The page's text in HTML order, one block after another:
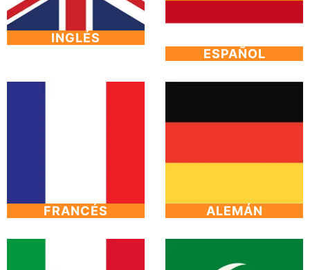
INGLÉS
ESPAÑOL
FRANCÉS ALEMÁN